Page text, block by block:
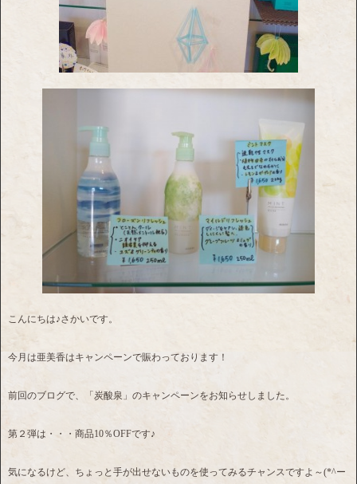
こんにちは♪さかいです。
今月は亜美香はキャンペーンで賑わっております！
前回のブログで、「炭酸泉」のキャンペーンをお知らせしました。
第２弾は・・・商品10％OFFです♪
気になるけど、ちょっと手が出せないものを使ってみるチャンスですよ～(*^ー